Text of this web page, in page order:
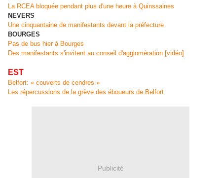
La RCEA bloquée pendant plus d'une heure à Quinssaines
NEVERS
Une cinquantaine de manifestants devant la préfecture
BOURGES
Pas de bus hier à Bourges
Des manifestants s'invitent au conseil d'agglomération [vidéo]
EST
Belfort: « couverts de cendres »
Les répercussions de la grève des éboueurs de Belfort
Publicité